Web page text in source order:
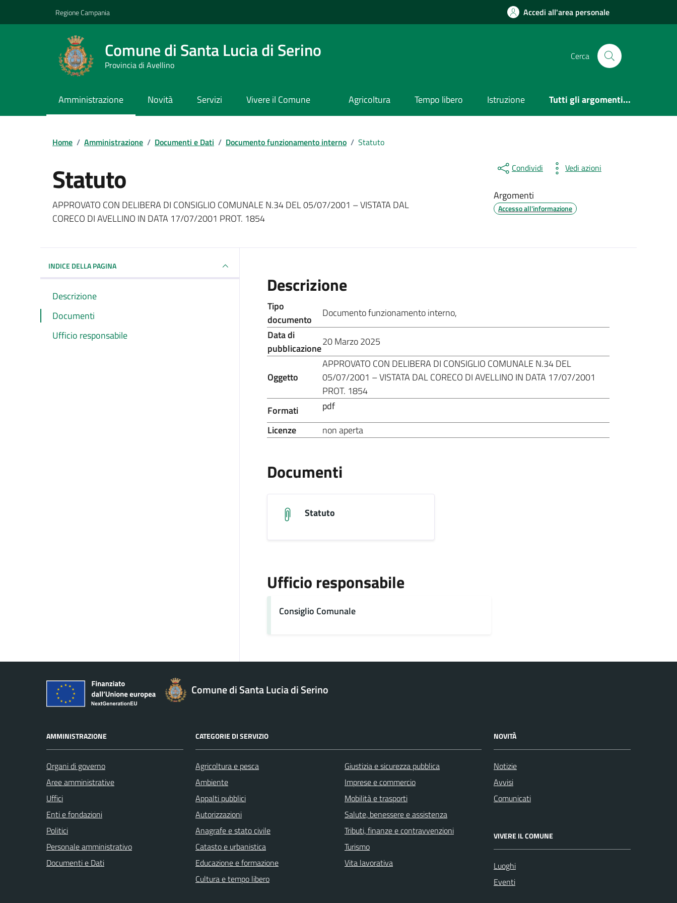
Regione Campania Accedi all'area personale
Comune di Santa Lucia di Serino
Provincia di Avellino
Cerca
Amministrazione Novità Servizi Vivere il Comune Agricoltura Tempo libero Istruzione Tutti gli argomenti...
Home / Amministrazione / Documenti e Dati / Documento funzionamento interno / Statuto
Statuto
Dettagli del documento
APPROVATO CON DELIBERA DI CONSIGLIO COMUNALE N.34 DEL 05/07/2001 – VISTATA DAL
CORECO DI AVELLINO IN DATA 17/07/2001 PROT. 1854
Condividi Vedi azioni
Argomenti
Accesso all'informazione
INDICE DELLA PAGINA
Descrizione
Documenti
Ufficio responsabile
Descrizione
Tipo
documento
Documento funzionamento interno,
Data di
pubblicazione
20 Marzo 2025
Oggetto
APPROVATO CON DELIBERA DI CONSIGLIO COMUNALE N.34 DEL
05/07/2001 – VISTATA DAL CORECO DI AVELLINO IN DATA 17/07/2001
PROT. 1854
Formati
pdf
Licenze
non aperta
Documenti
Statuto
Ufficio responsabile
Consiglio Comunale
Comune di Santa Lucia di Serino
AMMINISTRAZIONE
Organi di governo
Aree amministrative
Uffici
Enti e fondazioni
Politici
Personale amministrativo
Documenti e Dati
CATEGORIE DI SERVIZIO
Agricoltura e pesca
Ambiente
Appalti pubblici
Autorizzazioni
Anagrafe e stato civile
Catasto e urbanistica
Educazione e formazione
Cultura e tempo libero
Giustizia e sicurezza pubblica
Imprese e commercio
Mobilità e trasporti
Salute, benessere e assistenza
Tributi, finanze e contravvenzioni
Turismo
Vita lavorativa
NOVITÀ
Notizie
Avvisi
Comunicati
VIVERE IL COMUNE
Luoghi
Eventi